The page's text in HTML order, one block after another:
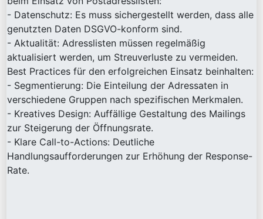
- Datenschutz: Es muss sichergestellt werden, dass alle
genutzten Daten DSGVO-konform sind.
- Aktualität: Adresslisten müssen regelmäßig
aktualisiert werden, um Streuverluste zu vermeiden.
Best Practices für den erfolgreichen Einsatz beinhalten:
- Segmentierung: Die Einteilung der Adressaten in
verschiedene Gruppen nach spezifischen Merkmalen.
- Kreatives Design: Auffällige Gestaltung des Mailings
zur Steigerung der Öffnungsrate.
- Klare Call-to-Actions: Deutliche
Handlungsaufforderungen zur Erhöhung der Response-
Rate.